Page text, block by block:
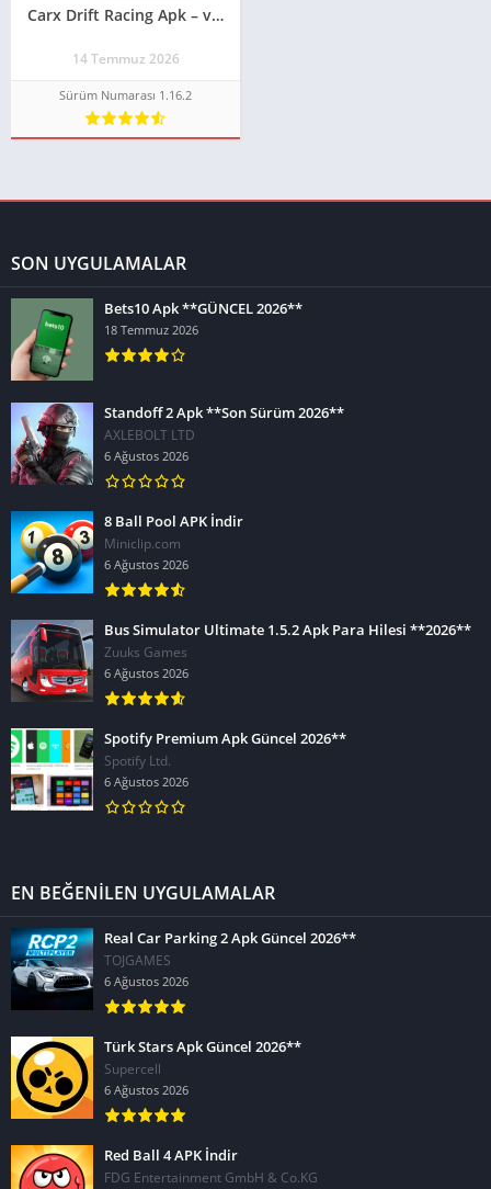
Carx Drift Racing Apk – v1.16.2 MOD APK – ARABA / PARA HİLELİ **GÜNCEL 2026**
14 Temmuz 2026
Sürüm Numarası 1.16.2
SON UYGULAMALAR
Bets10 Apk **GÜNCEL 2026**
18 Temmuz 2026
Standoff 2 Apk **Son Sürüm 2026**
AXLEBOLT LTD
6 Ağustos 2026
8 Ball Pool APK İndir
Miniclip.com
6 Ağustos 2026
Bus Simulator Ultimate 1.5.2 Apk Para Hilesi **2026**
Zuuks Games
6 Ağustos 2026
Spotify Premium Apk Güncel 2026**
Spotify Ltd.
6 Ağustos 2026
EN BEĞENİLEN UYGULAMALAR
Real Car Parking 2 Apk Güncel 2026**
TOJGAMES
6 Ağustos 2026
Türk Stars Apk Güncel 2026**
Supercell
6 Ağustos 2026
Red Ball 4 APK İndir
FDG Entertainment GmbH & Co.KG